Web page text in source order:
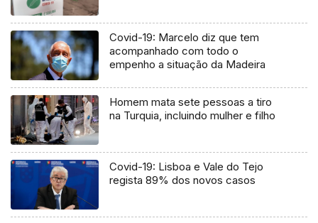
Covid-19: Marcelo diz que tem
acompanhado com todo o
empenho a situação da Madeira
Homem mata sete pessoas a tiro
na Turquia, incluindo mulher e filho
Covid-19: Lisboa e Vale do Tejo
regista 89% dos novos casos